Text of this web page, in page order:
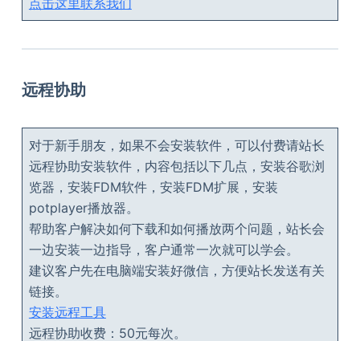
远程协助
对于新手朋友，如果不会安装软件，可以付费请站长
远程协助安装软件，内容包括以下几点，安装谷歌浏
览器，安装FDM软件，安装FDM扩展，安装
potplayer播放器。
帮助客户解决如何下载和如何播放两个问题，站长会
一边安装一边指导，客户通常一次就可以学会。
建议客户先在电脑端安装好微信，方便站长发送有关
链接。
安装远程工具
远程协助收费：50元每次。